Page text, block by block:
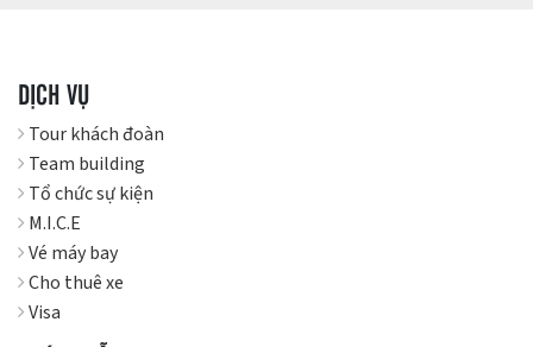
DỊCH VỤ
Tour khách đoàn
Team building
Tổ chức sự kiện
M.I.C.E
Vé máy bay
Cho thuê xe
Visa